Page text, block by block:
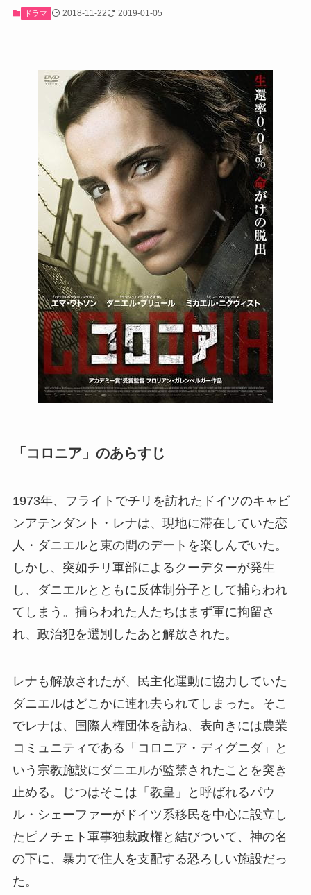
ドラマ 2018-11-22 2019-01-05
「コロニア」のあらすじ
1973年、フライトでチリを訪れたドイツのキャビ
ンアテンダント・レナは、現地に滞在していた恋
人・ダニエルと束の間のデートを楽しんでいた。
しかし、突如チリ軍部によるクーデターが発生
し、ダニエルとともに反体制分子として捕らわれ
てしまう。捕らわれた人たちはまず軍に拘留さ
れ、政治犯を選別したあと解放された。
レナも解放されたが、民主化運動に協力していた
ダニエルはどこかに連れ去られてしまった。そこ
でレナは、国際人権団体を訪ね、表向きには農業
コミュニティである「コロニア・ディグニダ」と
いう宗教施設にダニエルが監禁されたことを突き
止める。じつはそこは「教皇」と呼ばれるパウ
ル・シェーファーがドイツ系移民を中心に設立し
たピノチェト軍事独裁政権と結びついて、神の名
の下に、暴力で住人を支配する恐ろしい施設だっ
た。